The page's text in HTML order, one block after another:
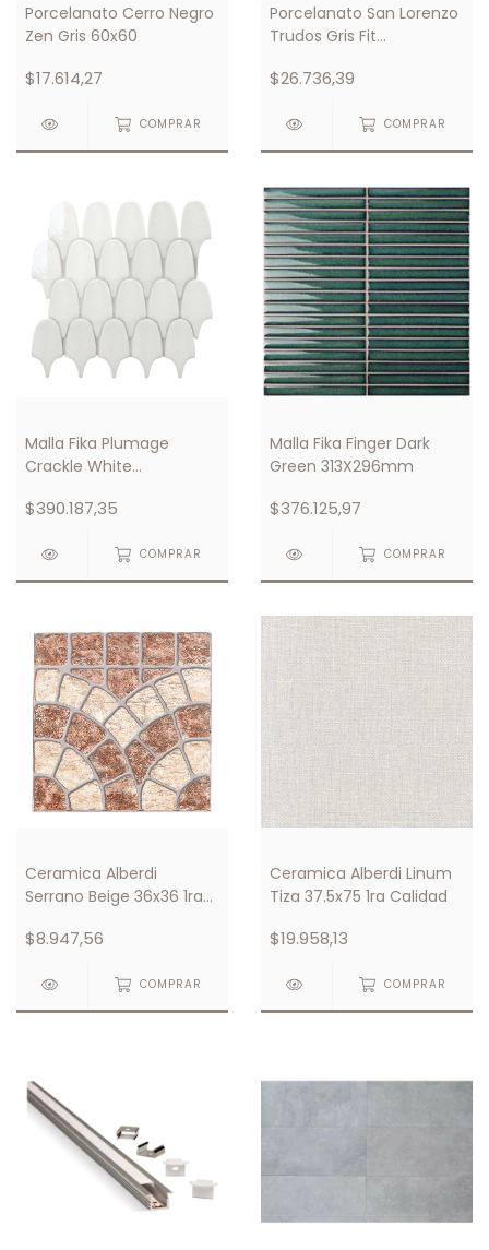
Porcelanato Cerro Negro
Zen Gris 60x60
$17.614,27
COMPRAR
Porcelanato San Lorenzo
Trudos Gris Fit
$26.736,39
COMPRAR
Malla Fika Plumage
Crackle White
$390.187,35
COMPRAR
Malla Fika Finger Dark
Green 313X296mm
$376.125,97
COMPRAR
Ceramica Alberdi
Serrano Beige 36x36 1ra
$8.947,56
COMPRAR
Ceramica Alberdi Linum
Tiza 37.5x75 1ra Calidad
$19.958,13
COMPRAR